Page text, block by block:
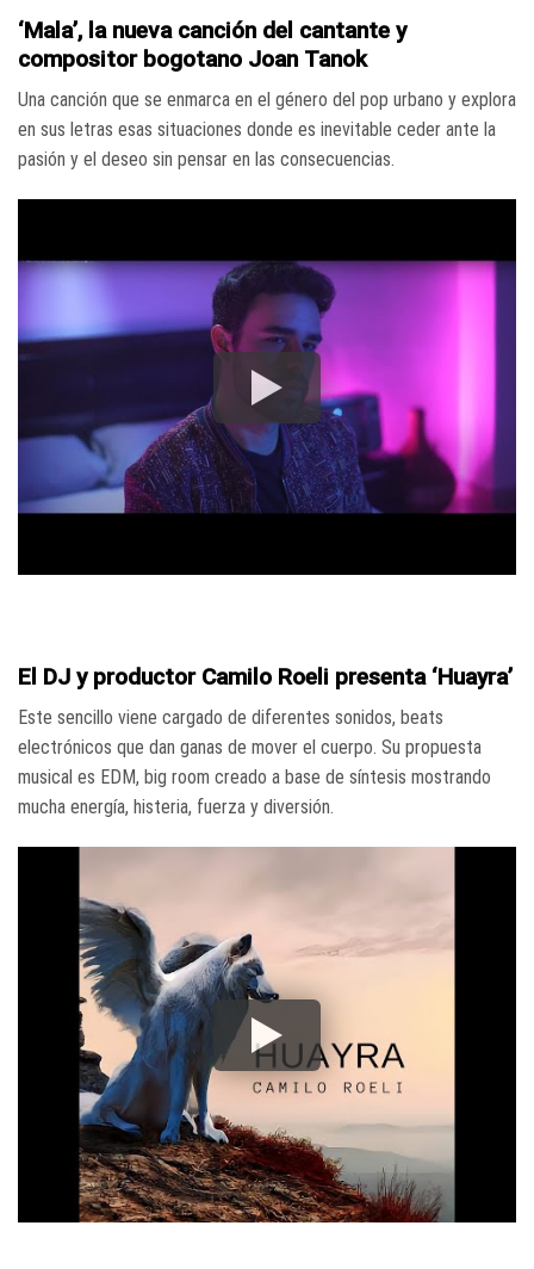
‘Mala’, la nueva canción del cantante y
compositor bogotano Joan Tanok
Una canción que se enmarca en el género del pop urbano y explora
en sus letras esas situaciones donde es inevitable ceder ante la
pasión y el deseo sin pensar en las consecuencias.
El DJ y productor Camilo Roeli presenta ‘Huayra’
Este sencillo viene cargado de diferentes sonidos, beats
electrónicos que dan ganas de mover el cuerpo. Su propuesta
musical es EDM, big room creado a base de síntesis mostrando
mucha energía, histeria, fuerza y diversión.